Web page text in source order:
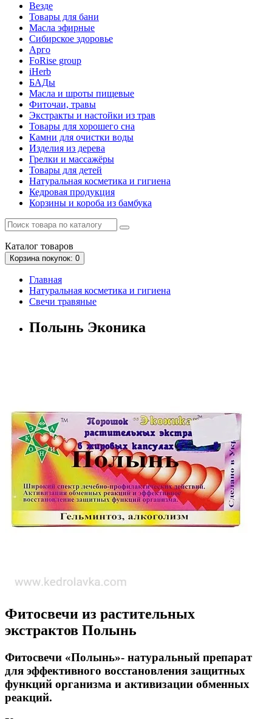
Везде
Товары для бани
Масла эфирные
Сибирское здоровье
Арго
FoRise group
iHerb
БАДы
Масла и шроты пищевые
Фиточаи, травы
Экстракты и настойки из трав
Товары для хорошего сна
Камни для очистки воды
Изделия из дерева
Грелки и массажёры
Товары для детей
Натуральная косметика и гигиена
Кедровая продукция
Корзины и короба из бамбука
Каталог товаров
Корзинапокупок: 0
Главная
Натуральная косметика и гигиена
Свечи травяные
Полынь Эконика
Фитосвечи из растительных
экстрактов Полынь
Фитосвечи «Полынь»- натуральный препарат
для эффективного восстановления защитных
функций организма и активизации обменных
реакций.